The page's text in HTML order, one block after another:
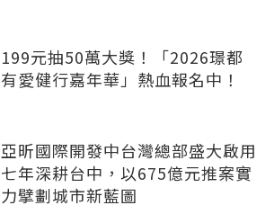
199元抽50萬大獎！「2026璟都
有愛健行嘉年華」熱血報名中！
亞昕國際開發中台灣總部盛大啟用
七年深耕台中，以675億元推案實
力擘劃城市新藍圖